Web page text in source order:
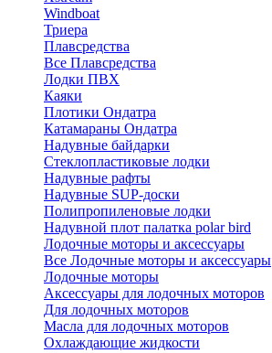
Windboat
Триера
Плавсредства
Все Плавсредства
Лодки ПВХ
Каяки
Плотики Ондатра
Катамараны Ондатра
Надувные байдарки
Стеклопластиковые лодки
Надувные рафты
Надувные SUP-доски
Полипропиленовые лодки
Надувной плот палатка polar bird
Лодочные моторы и аксессуары
Все Лодочные моторы и аксессуары
Лодочные моторы
Аксессуары для лодочных моторов
Для лодочных моторов
Масла для лодочных моторов
Охлаждающие жидкости